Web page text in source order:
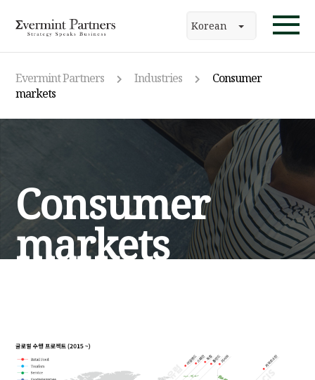
Korean
Evermint Partners Industries
Consumer
markets
Consumer
markets